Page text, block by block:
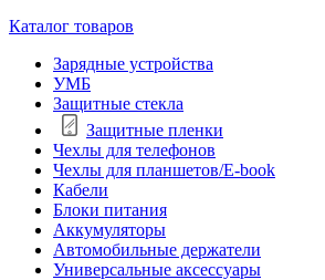
Каталог товаров
Зарядные устройства
УМБ
Защитные стекла
Защитные пленки
Чехлы для телефонов
Чехлы для планшетов/E-book
Кабели
Блоки питания
Аккумуляторы
Автомобильные держатели
Универсальные аксессуары